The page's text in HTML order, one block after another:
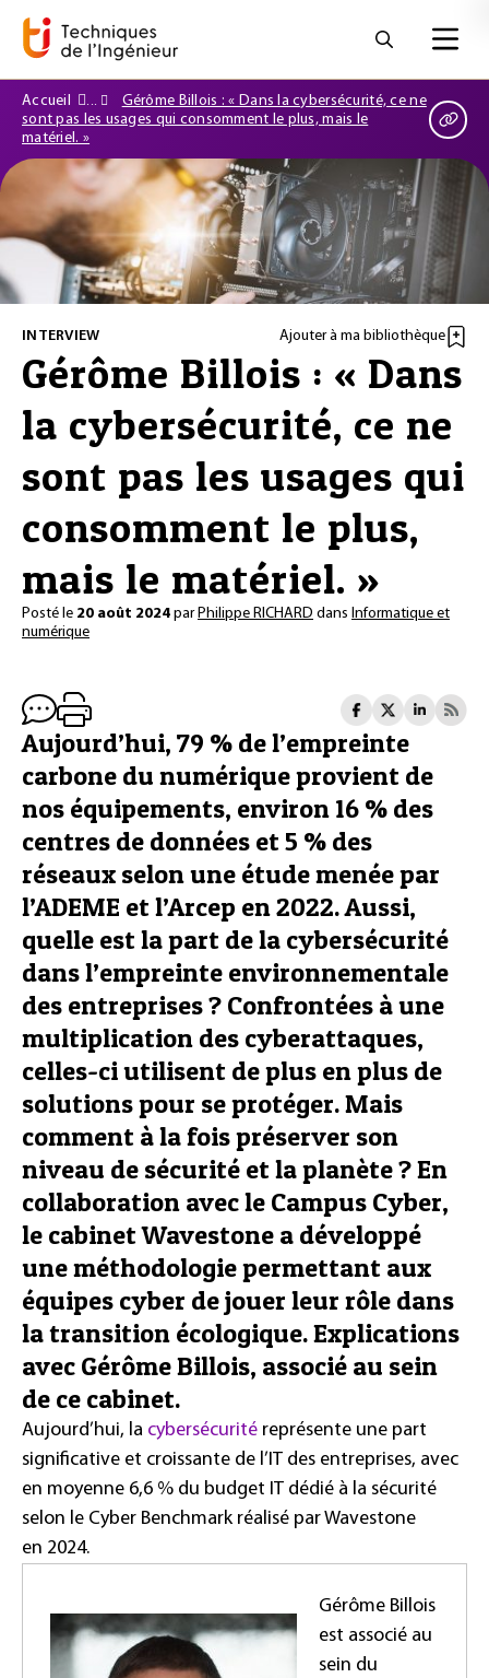
Accueil
Gérôme Billois : « Dans la cybersécurité, ce ne
sont pas les usages qui consomment le plus, mais le
matériel. »
INTERVIEW Ajouter à ma bibliothèque
Gérôme Billois : « Dans
la cybersécurité, ce ne
sont pas les usages qui
consomment le plus,
mais le matériel. »
Posté le 20 août 2024 parPhilippe RICHARD dans Informatique et
numérique
Aujourd’hui, 79 % de l’empreinte
carbone du numérique provient de
nos équipements, environ 16 % des
centres de données et 5 % des
réseaux selon une étude menée par
l’ADEME et l’Arcep en 2022. Aussi,
quelle est la part de la cybersécurité
dans l’empreinte environnementale
des entreprises ? Confrontées à une
multiplication des cyberattaques,
celles-ci utilisent de plus en plus de
solutions pour se protéger. Mais
comment à la fois préserver son
niveau de sécurité et la planète ? En
collaboration avec le Campus Cyber,
le cabinet Wavestone a développé
une méthodologie permettant aux
équipes cyber de jouer leur rôle dans
la transition écologique. Explications
avec Gérôme Billois, associé au sein
de ce cabinet.
Aujourd’hui, la cybersécurité représente une part
significative et croissante de l’IT des entreprises, avec
en moyenne 6,6 % du budget IT dédié à la sécurité
selon le Cyber Benchmark réalisé par Wavestone
en 2024.
Gérôme Billois
est associé au
sein du